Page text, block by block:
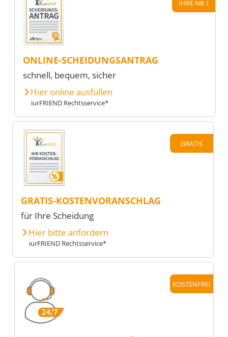
IHRE NR.1
ONLINE-SCHEIDUNGSANTRAG
schnell, bequem, sicher
Hier online ausfüllen
iurFRIEND Rechtsservice*
GRATIS
GRATIS-KOSTENVORANSCHLAG
für Ihre Scheidung
Hier bitte anfordern
iurFRIEND Rechtsservice*
KOSTENFREI